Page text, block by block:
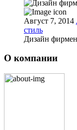
Август 7, 2014
стиль
Дизайн
О компании